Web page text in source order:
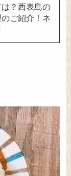
？西表島の
ご紹介！ネ